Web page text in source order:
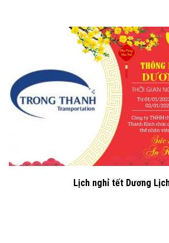
Lịch nghỉ tết Dương